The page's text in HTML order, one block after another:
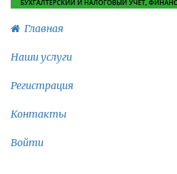
Главная
Наши услуги
Регистрация
Контакты
Войти